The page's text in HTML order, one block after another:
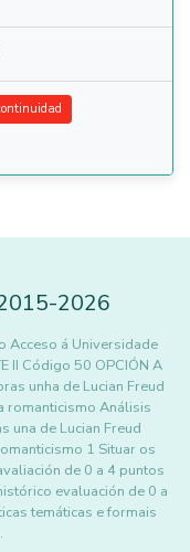
-2026
Acceso á Universidade
II Código 50 OPCIÓN A
unha de Lucian Freud
romanticismo Análisis
una de Lucian Freud
1 Situar os
de 0 a 4 puntos
evaluación de 0 a
temáticas e formais